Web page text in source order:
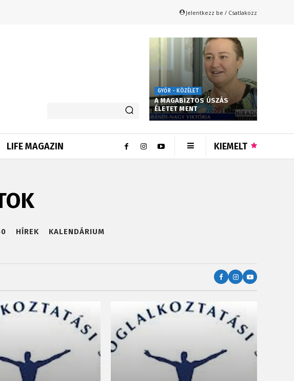
Jelentkezz be / Csatlakozz
GYŐR - KÖZÉLET
A MAGABIZTOS ÚSZÁS
ÉLETET MENT
LIFE MAGAZIN KIEMELT
HÍREK KALENDÁRIUM